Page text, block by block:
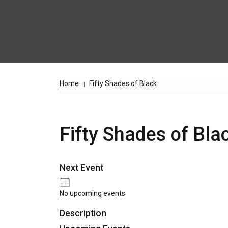
Home Fifty Shades of Black
Fifty Shades of
Next Event
No upcoming events
Description